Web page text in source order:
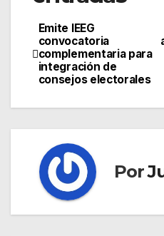
Emite IEEG
convocatoria
complementaria para
integración de
consejos electorales
Por